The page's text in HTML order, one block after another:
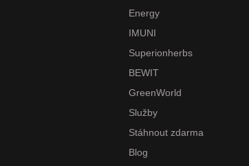
Energy
IMUNI
Superionherbs
BEWIT
GreenWorld
Služby
Stáhnout zdarma
Blog